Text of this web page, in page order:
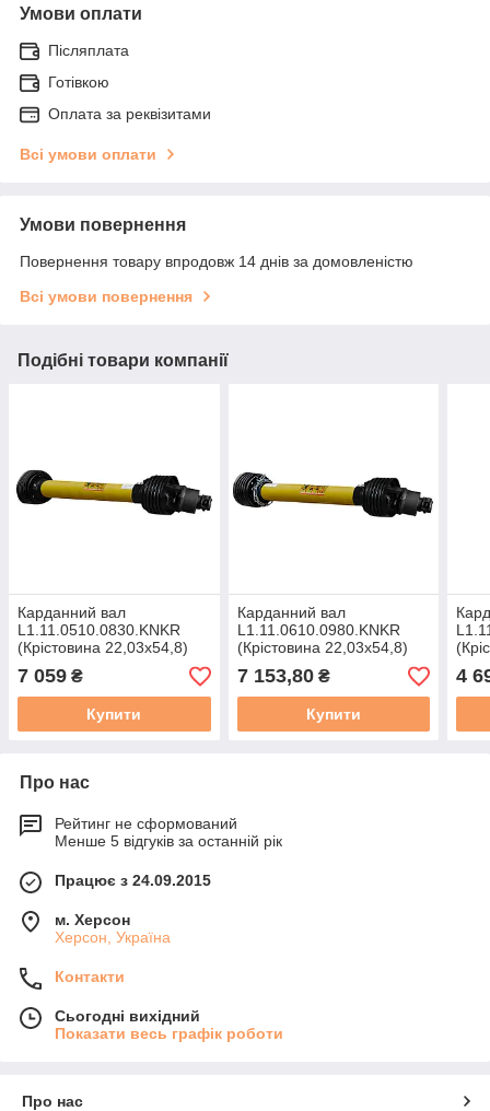
Умови оплати
Післяплата
Готівкою
Оплата за реквізитами
Всі умови оплати
Умови повернення
Повернення товару впродовж 14 днів за домовленістю
Всі умови повернення
Подібні товари компанії
Карданний вал
L1.11.0510.0830.KNKR
(Крістовина 22,03х54,8)
7 059 ₴
Купити
Карданний вал
L1.11.0610.0980.KNKR
(Крістовина 22,03х54,8)
7 153,80₴
Купити
4
Про нас
Рейтинг не сформований
Менше 5 відгуків за останній рік
Працює з 24.09.2015
м. Херсон
Херсон, Україна
Контакти
Сьогодні вихідний
Показати весь графік роботи
Про нас